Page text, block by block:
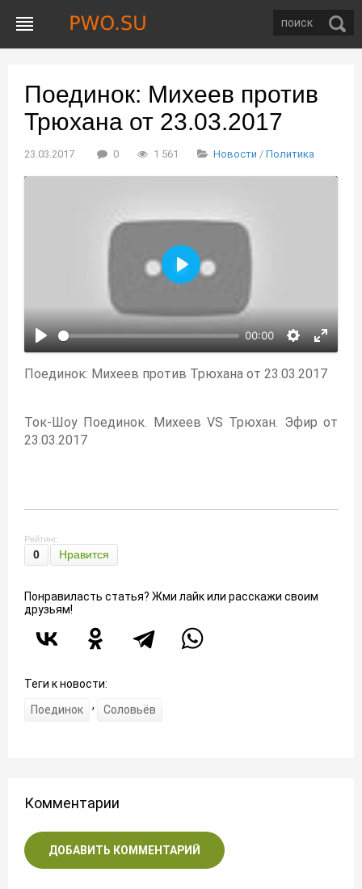
Поединок: Михеев против
Трюхана от 23.03.2017
23.03.2017 0 1 561 Новости / Политика
00:00
Воспроизвести
Поединок: Михеев против Трюхана от 23.03.2017
Ток-Шоу Поединок. Михеев VS Трюхан. Эфир от
23.03.2017
Рейтинг:
0 Нравится
Понравиласть статья? Жми лайк или расскажи своим
друзьям!
Теги к новости:
Поединок
, Соловьёв
Комментарии
ДОБАВИТЬ КОММЕНТАРИЙ